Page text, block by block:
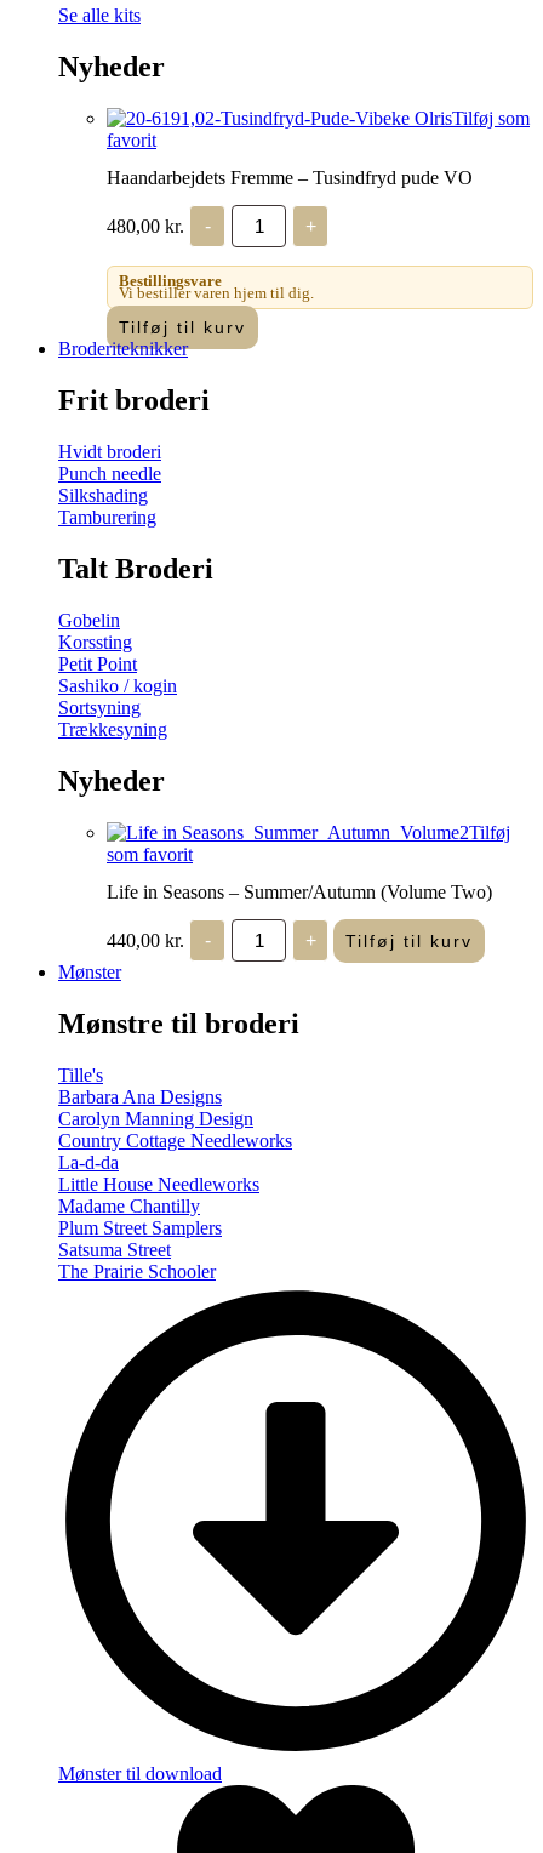
Se alle kits
Nyheder
Tilføj som
favorit
Haandarbejdets Fremme – Tusindfryd pude VO
480,00 kr. -
Haandarbejdets
Fremme
-
Tusindfryd
pude
VO
antal
+
Bestillingsvare
Vi bestiller varen hjem til dig.
Tilføj til kurv
Broderiteknikker
Frit broderi
Hvidt broderi
Punch needle
Silkshading
Tamburering
Talt Broderi
Gobelin
Korssting
Petit Point
Sashiko / kogin
Sortsyning
Trækkesyning
Nyheder
Tilføj
som favorit
Life in Seasons – Summer/Autumn (Volume Two)
440,00 kr. -
Life
Seasons
(Volume
+ Tilføj til kurv
Mønster
Mønstre til broderi
Tille's
Barbara Ana Designs
Carolyn Manning Design
Country Cottage Needleworks
La-d-da
Little House Needleworks
Madame Chantilly
Plum Street Samplers
Satsuma Street
The Prairie Schooler
Mønster til download